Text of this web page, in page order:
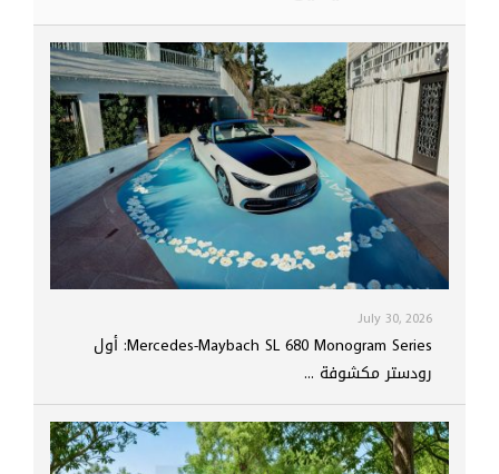
July 30, 2026
Mercedes-Maybach SL 680 Monogram Series: أول
رودستر مكشوفة ...